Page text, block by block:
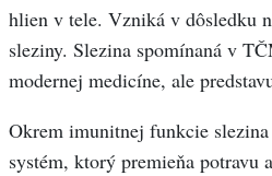
hlien v tele. Vzniká v dôsledku
sleziny. Slezina spomínaná v
modernej medicíne, ale
Okrem imunitnej funkcie
systém, ktorý premieňa potravu